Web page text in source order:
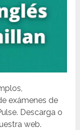
exámenes de
Descarga o
web.